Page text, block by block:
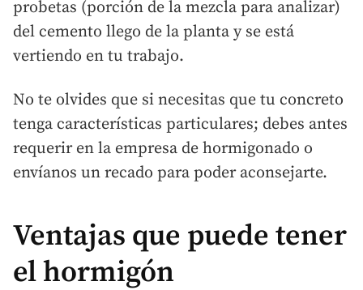
probetas (porción de la mezcla para analizar)
del cemento llego de la planta y se está
vertiendo en tu trabajo.
No te olvides que si necesitas que tu concreto
tenga características particulares; debes antes
requerir en la empresa de hormigonado o
envíanos un recado para poder aconsejarte.
Ventajas que puede tener
el hormigón